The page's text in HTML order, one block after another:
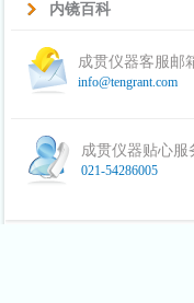
内镜百科
成贯仪器客服邮
info@tengrant.com
成贯仪器贴心服
021-54286005